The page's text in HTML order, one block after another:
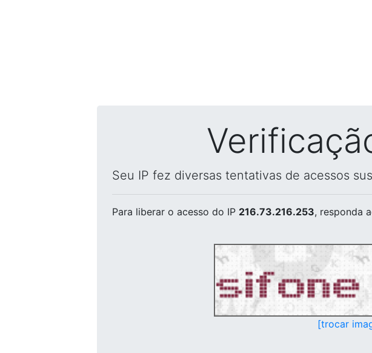
Seu IP fez diversas tentativas de acessos
Para liberar o acesso do IP 216.73.216.253, responda
[trocar